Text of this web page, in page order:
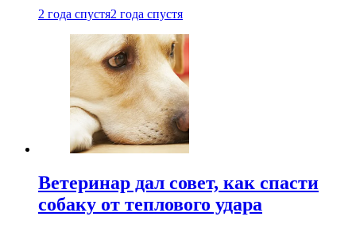
2 года спустя2 года спустя
Ветеринар дал совет, как спасти
собаку от теплового удара